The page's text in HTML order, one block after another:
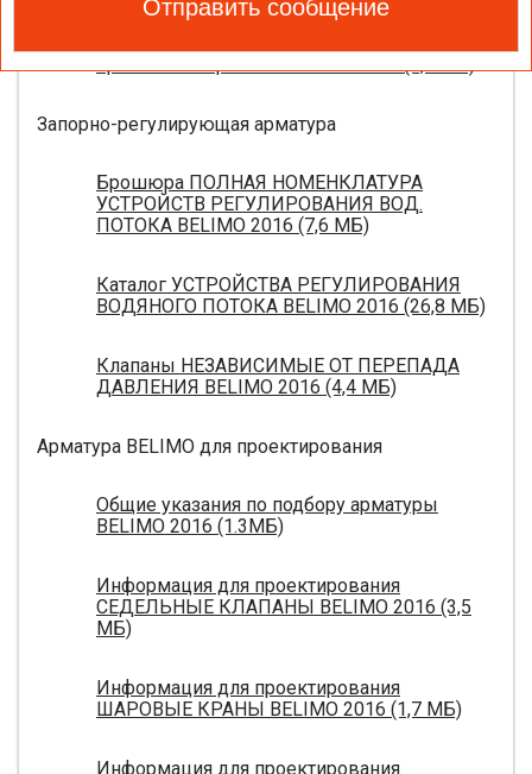
Запорно-регулирующая арматура
Брошюра ПОЛНАЯ НОМЕНКЛАТУРА
УСТРОЙСТВ РЕГУЛИРОВАНИЯ ВОД.
ПОТОКА BELIMO 2016 (7,6 МБ)
Каталог УСТРОЙСТВА РЕГУЛИРОВАНИЯ
ВОДЯНОГО ПОТОКА BELIMO 2016 (26,8 МБ)
Клапаны НЕЗАВИСИМЫЕ ОТ ПЕРЕПАДА
ДАВЛЕНИЯ BELIMO 2016 (4,4 МБ)
Арматура BELIMO для проектирования
Общие указания по подбору арматуры
BELIMO 2016 (1.3МБ)
Информация для проектирования
СЕДЕЛЬНЫЕ КЛАПАНЫ BELIMO 2016 (3,5
МБ)
Информация для проектирования
ШАРОВЫЕ КРАНЫ BELIMO 2016 (1,7 МБ)
Информация для проектирования